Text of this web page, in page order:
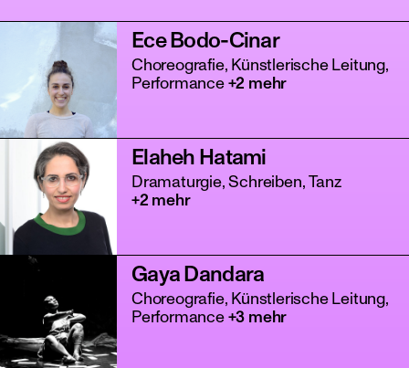
Ece Bodo-Cinar
Choreografie, Künstlerische Leitung,
Performance+2 mehr
Elaheh Hatami
Dramaturgie, Schreiben, Tanz
+2 mehr
Gaya Dandara
Choreografie, Künstlerische Leitung,
Performance+3 mehr